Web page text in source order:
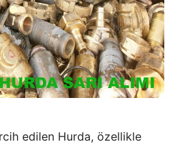
edilen Hurda, özellikle